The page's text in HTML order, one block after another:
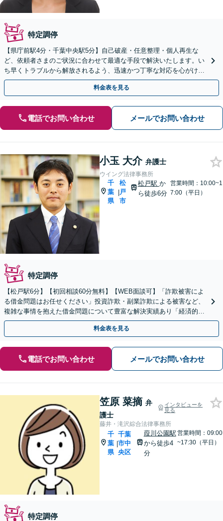
特定調停
【県庁前駅4分・千葉中央駅5分】自己破産・任意整理・個人再生な
ど、依頼者さまのご状況に合わせて最適な手段で解決いたします。い
ち早くトラブルから解放されるよう、迅速かつ丁寧な対応を心がけま
す。【初回相談30分無料】【電話相談実施中】
料金表を見る
電話でお問い合わせ メールでお問い合わせ
小玉 大介 弁護士
ウイング法律事務所
千
葉
県
|
松
戸
市
松戸駅 か
ら徒歩6分
営業時間：10:00~1
7:00（平日）
特定調停
【松戸駅6分】【初回相談60分無料】【WEB面談可】「詐欺被害によ
る借金問題はお任せください」投資詐欺・副業詐欺による被害など、
複雑な事情を抱えた借金問題について豊富な解決実績あり「経済的負
担を軽減する柔軟な料金体系」【休日・夜間相談可】
料金表を見る
電話でお問い合わせ メールでお問い合わせ
笠原 菜摘 弁
護士
インタビューを
見る
藤井・滝沢綜合法律事務所
千
葉
県
|
千葉
市中
央区
葭川公園駅
から徒歩4
分
営業時間：09:00
~17:30（平日）
特定調停